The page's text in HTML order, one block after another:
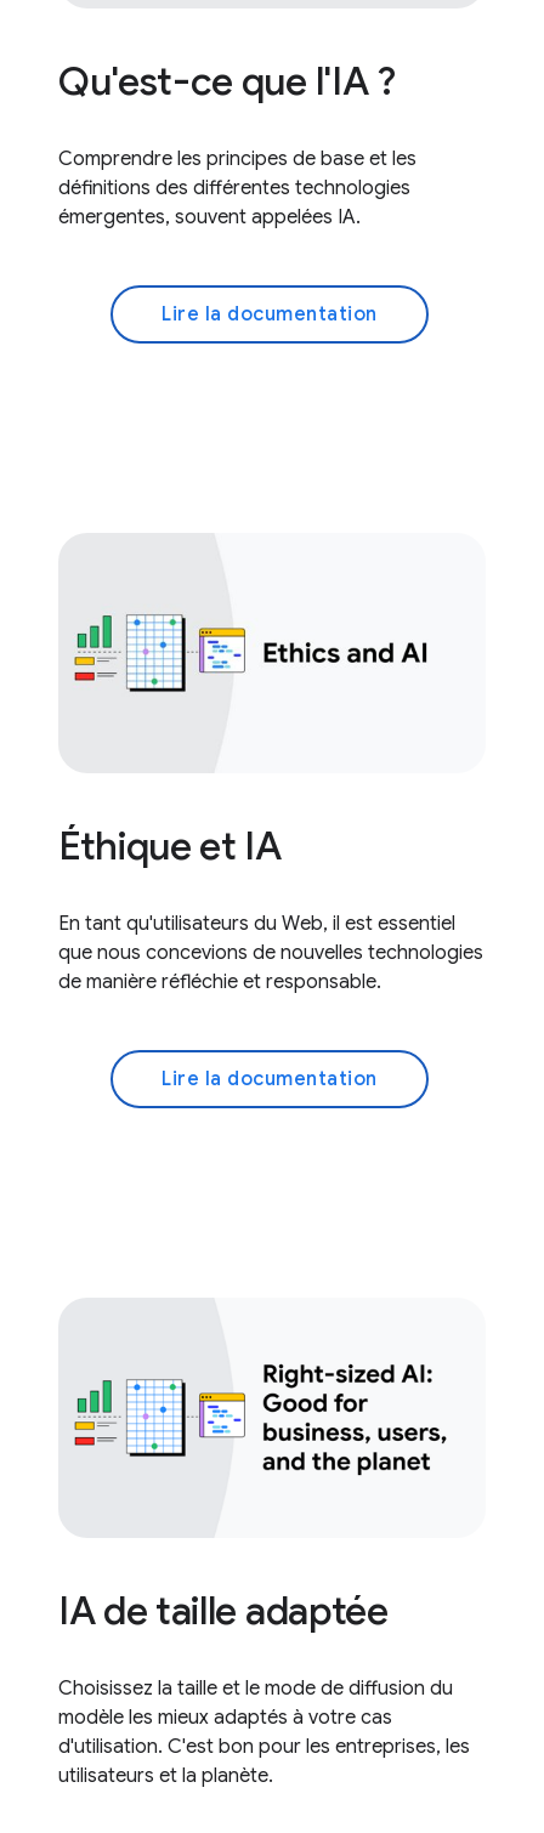
Qu'est-ce que l'IA ?
Comprendre les principes de base et les
définitions des différentes technologies
émergentes, souvent appelées IA.
Lire la documentation
Éthique et IA
En tant qu'utilisateurs du Web, il est essentiel
que nous concevions de nouvelles technologies
de manière réfléchie et responsable.
Lire la documentation
IA de taille adaptée
Choisissez la taille et le mode de diffusion du
modèle les mieux adaptés à votre cas
d'utilisation. C'est bon pour les entreprises, les
utilisateurs et la planète.